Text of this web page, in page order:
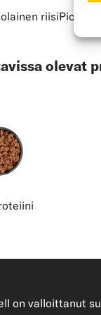
riisiPico de
olevat
on valloittanut